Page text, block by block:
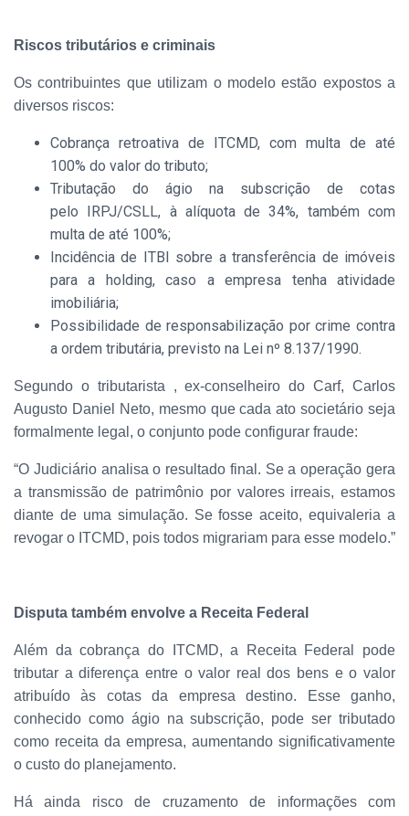
Riscos tributários e criminais
Os contribuintes que utilizam o modelo estão expostos a
diversos riscos:
Cobrança retroativa de ITCMD, com multa de até
100% do valor do tributo;
Tributação do ágio na subscrição de cotas
pelo IRPJ/CSLL, à alíquota de 34%, também com
multa de até 100%;
Incidência de ITBI sobre a transferência de imóveis
para a holding, caso a empresa tenha atividade
imobiliária;
Possibilidade de responsabilização por crime contra
a ordem tributária, previsto na Lei nº 8.137/1990.
Segundo o tributarista , ex-conselheiro do Carf, Carlos
Augusto Daniel Neto, mesmo que cada ato societário seja
formalmente legal, o conjunto pode configurar fraude:
“O Judiciário analisa o resultado final. Se a operação gera
a transmissão de patrimônio por valores irreais, estamos
diante de uma simulação. Se fosse aceito, equivaleria a
revogar o ITCMD, pois todos migrariam para esse modelo.”
Disputa também envolve a Receita Federal
Além da cobrança do ITCMD, a Receita Federal pode
tributar a diferença entre o valor real dos bens e o valor
atribuído às cotas da empresa destino. Esse ganho,
conhecido como ágio na subscrição, pode ser tributado
como receita da empresa, aumentando significativamente
o custo do planejamento.
Há ainda risco de cruzamento de informações com